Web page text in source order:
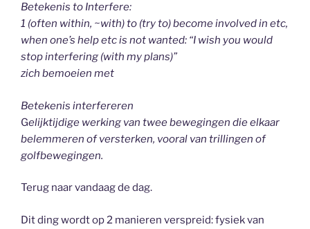
Betekenis to Interfere:
1 (often within, ~with) to (try to) become involved in etc,
when one’s help etc is not wanted: “I wish you would
stop interfering (with my plans)”
zich bemoeien met
Betekenis interfereren
Gelijktijdige werking van twee bewegingen die elkaar
belemmeren of versterken, vooral van trillingen of
golfbewegingen.
Terug naar vandaag de dag.
Dit ding wordt op 2 manieren verspreid: fysiek van